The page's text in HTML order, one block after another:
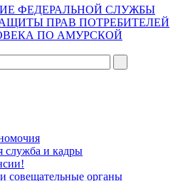
ФЕДЕРАЛЬНОЙ СЛУЖБЫ
ПРАВ ПОТРЕБИТЕЛЕЙ
ПО АМУРСКОЙ
служба и кадры
совещательные органы